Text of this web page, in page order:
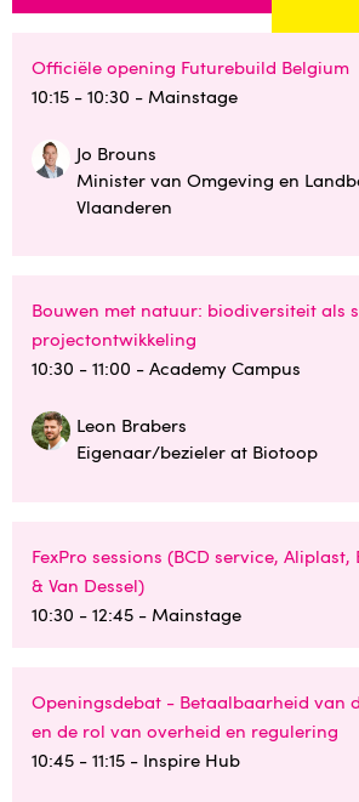
Officiële opening Futurebuild Belgium
10:15 - 10:30 - Mainstage
Jo Brouns
Minister van Omgeving en
Vlaanderen
Bouwen met natuur: biodiversiteit als
projectontwikkeling
10:30 - 11:00 - Academy Campus
Leon Brabers
Eigenaar/bezieler at Biotoop
FexPro sessions (BCD service,
& Van Dessel)
10:30 - 12:45 - Mainstage
Openingsdebat - Betaalbaarheid van
en de rol van overheid en regulering
10:45 - 11:15 - Inspire Hub